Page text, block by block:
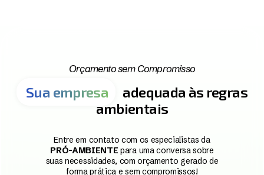
Orçamento sem Compromisso
Sua empresa
adequada às regras
ambientais
Entre em contato com os especialistas da
PRÓ-AMBIENTE para uma conversa sobre
suas necessidades, com orçamento gerado de
forma prática e sem compromissos!